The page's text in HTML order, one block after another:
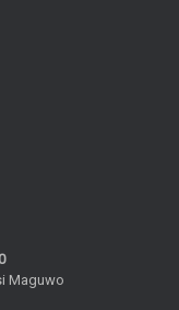
Maguwo